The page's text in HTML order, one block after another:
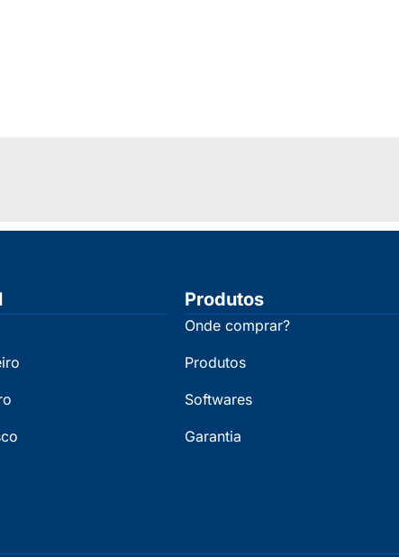
Produtos
Onde comprar?
Produtos
Softwares
Garantia